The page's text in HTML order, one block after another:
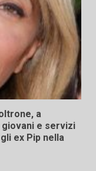
a
e servizi
ex Pip nella